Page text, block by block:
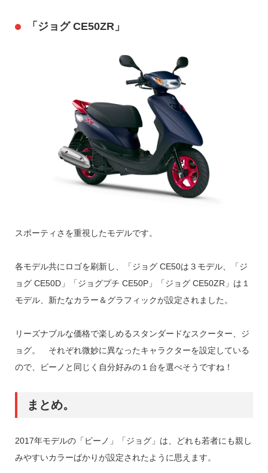
「ジョグ CE50ZR」
スポーティさを重視したモデルです。
各モデル共にロゴを刷新し、「ジョグ CE50は３モデル、「ジ
ョグ CE50D」「ジョグプチ CE50P」「ジョグ CE50ZR」は１
モデル、新たなカラー＆グラフィックが設定されました。
リーズナブルな価格で楽しめるスタンダードなスクーター、ジ
ョグ。 それぞれ微妙に異なったキャラクターを設定している
ので、ビーノと同じく自分好みの１台を選べそうですね！
まとめ。
2017年モデルの「ビーノ」「ジョグ」は、どれも若者にも親し
みやすいカラーばかりが設定されたように思えます。